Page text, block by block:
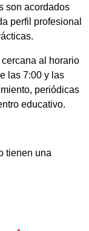
son acordados
perfil profesional
al horario
las 7:00 y las
periódicas
educativo.
tienen una